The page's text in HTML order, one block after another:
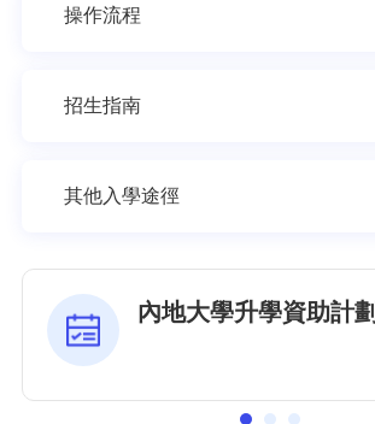
操作流程
招生指南
其他入學途徑
內地大學升學資助計劃